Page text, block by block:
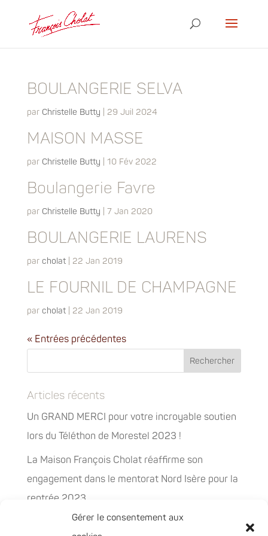
Gérer le consentement aux
BOULANGERIE SELVA
par Christelle Butty 29 Juil 2024
MAISON MASSE
par Christelle Butty 10 Fév 2022
Boulangerie Favre
par Christelle Butty 7 Jan 2020
BOULANGERIE LAURENS
par cholat| 22 Jan 2019
LE FOURNIL DE CHAMPAGNE
par cholat| 22 Jan 2019
« Entrées précédentes
Articles récents
Un GRAND MERCI pour votre incroyable soutien
lors du Téléthon de Morestel 2023 !
La Maison François Cholat réaffirme son
engagement dans le mentorat Nord Isère pour la
rentrée 2023
La Maison François Cholat accueil et participe à